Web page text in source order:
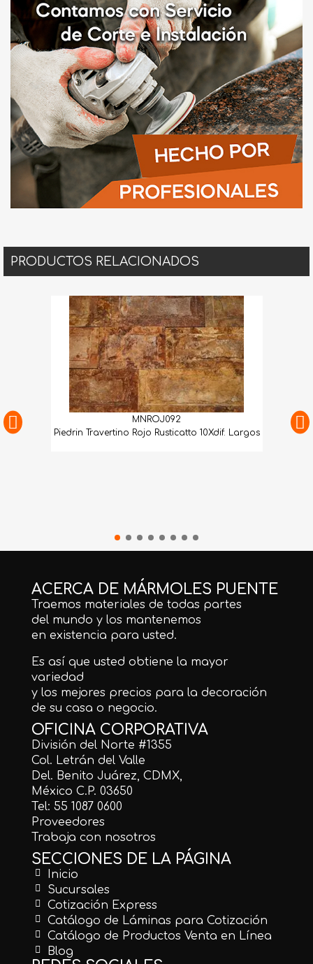
PRODUCTOS RELACIONADOS
MNROJ092
Piedrin Travertino Rojo Rusticatto 10Xdif. Largos
ACERCA DE MÁRMOLES PUENTE
Traemos materiales de todas partes
del mundo y los mantenemos
en existencia para usted.
Es así que usted obtiene la mayor
variedad
y los mejores precios para la decoración
de su casa o negocio.
OFICINA CORPORATIVA
División del Norte #1355
Col. Letrán del Valle
Del. Benito Juárez, CDMX,
México C.P. 03650
Tel: 55 1087 0600
Proveedores
Trabaja con nosotros
SECCIONES DE LA PÁGINA
Inicio
Sucursales
Cotización Express
Catálogo de Láminas para Cotización
Catálogo de Productos Venta en Línea
Blog